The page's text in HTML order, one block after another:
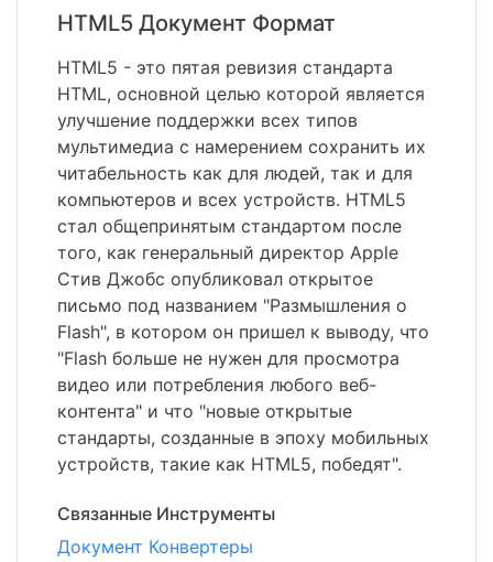
HTML5 Документ Формат
HTML5 - это пятая ревизия стандарта
HTML, основной целью которой является
улучшение поддержки всех типов
мультимедиа с намерением сохранить их
читабельность как для людей, так и для
компьютеров и всех устройств. HTML5
стал общепринятым стандартом после
того, как генеральный директор Apple
Стив Джобс опубликовал открытое
письмо под названием "Размышления о
Flash", в котором он пришел к выводу, что
"Flash больше не нужен для просмотра
видео или потребления любого веб-
контента" и что "новые открытые
стандарты, созданные в эпоху мобильных
устройств, такие как HTML5, победят".
Связанные Инструменты
Документ Конвертеры